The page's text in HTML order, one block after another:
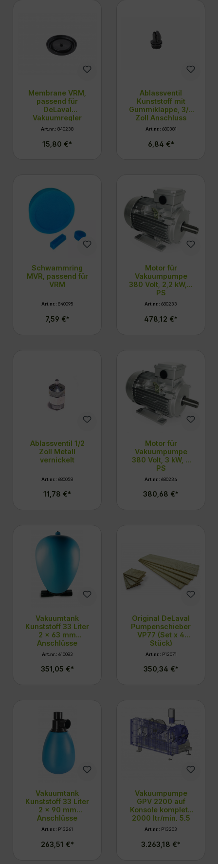
Membrane VRM,
passend für
DeLaval
Vakuumregler
VRM vgl.
Art.nr.: 840238
15,80 €*
Ablassventil
Kunststoff mit
Gummiklappe, 3/4
Zoll Anschluss
Art.nr.: 680381
6,84 €*
Schwammring
MVR, passend für
VRM
Art.nr.: 840095
7,59 €*
Motor für
Vakuumpumpe
380 Volt, 2,2 kW, 3
PS
Art.nr.: 680233
478,12 €*
Ablassventil 1/2
Zoll Metall
vernickelt
Art.nr.: 680058
11,78 €*
Motor für
Vakuumpumpe
380 Volt, 3 kW, 4
PS
Art.nr.: 680234
380,68 €*
Vakuumtank
Kunststoff 33 Liter
2 x 63 mm
Anschlüsse
Art.nr.: 610083
351,05 €*
Original DeLaval
Pumpenschieber
VP77 (Set x 4
Stück)
Art.nr.: P12071
350,34 €*
Vakuumtank
Kunststoff 33 Liter
2 x 90 mm
Anschlüsse
Art.nr.: P13261
263,51 €*
Vakuumpumpe
GPV 2200 auf
Konsole komplett,
2000 ltr/min, 5,5
PS, Modell
Art.nr.: P13203
3.263,18 €*